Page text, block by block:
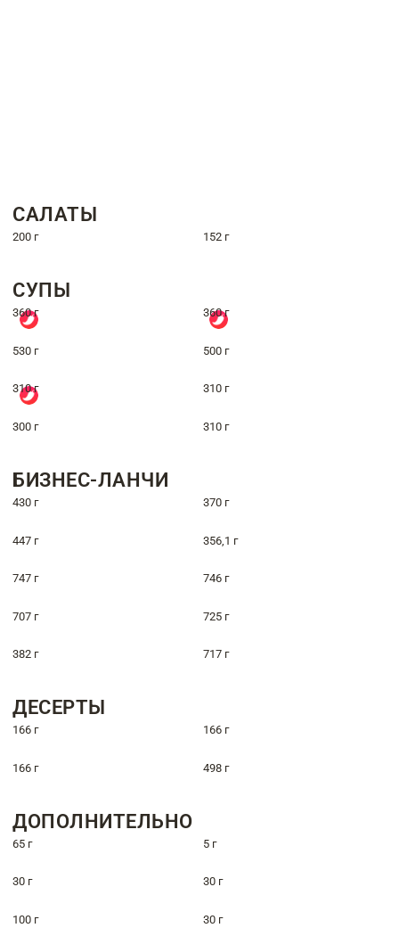
САЛАТЫ
200 г 152 г
СУПЫ
360 г 360 г
530 г 500 г
310 г 310 г
300 г 310 г
БИЗНЕС-ЛАНЧИ
430 г 370 г
447 г 356,1 г
747 г 746 г
707 г 725 г
382 г 717 г
ДЕСЕРТЫ
166 г 166 г
166 г 498 г
ДОПОЛНИТЕЛЬНО
65 г 5 г
30 г 30 г
100 г 30 г